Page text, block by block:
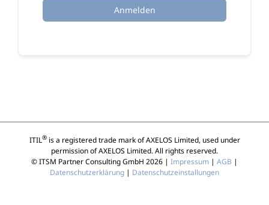
Anmelden
ITIL®is a registered trade mark of AXELOS Limited, used under
permission of AXELOS Limited. All rights reserved.
© ITSM Partner Consulting GmbH 2026 | Impressum | AGB |
Datenschutzerklärung | Datenschutzeinstallungen